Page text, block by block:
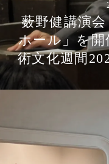
薮野健講演
ホール」を
術文化週間